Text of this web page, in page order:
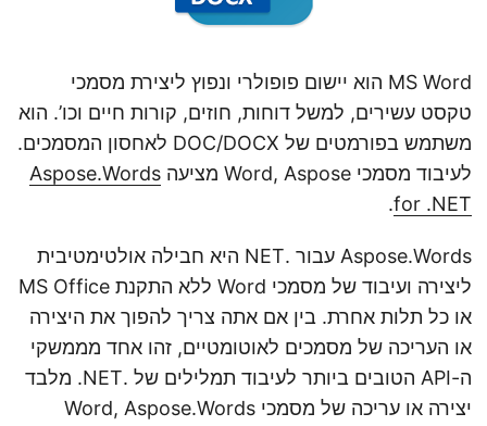
MS Word הוא יישום פופולרי ונפוץ ליצירת מסמכי
טקסט עשירים, למשל דוחות, חוזים, קורות חיים וכו’. הוא
משתמש בפורמטים של DOC/DOCX לאחסון המסמכים.
לעיבוד מסמכי Word, Aspose מציעה
Aspose.Words
for .NET
.
Aspose.Words עבור .NET היא חבילה אולטימטיבית
ליצירה ועיבוד של מסמכי Word ללא התקנת MS Office
או כל תלות אחרת. בין אם אתה צריך להפוך את היצירה
או העריכה של מסמכים לאוטומטיים, זהו אחד מממשקי
ה-API הטובים ביותר לעיבוד תמלילים של .NET. מלבד
יצירה או עריכה של מסמכי Word, Aspose.Words